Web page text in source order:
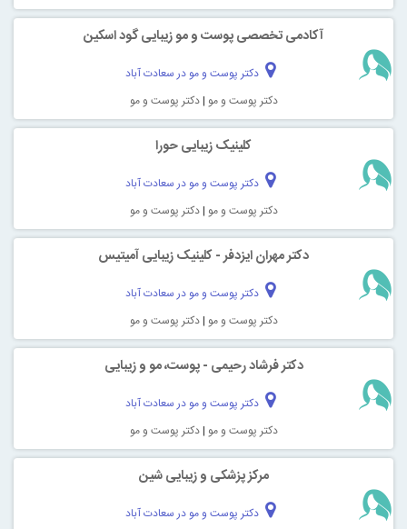
آکادمی تخصصی پوست و مو زیبایی گود اسکین
دکتر پوست و مو در سعادت آباد
دکتر پوست و مو |دکتر پوست و مو
کلینیک زیبایی حورا
دکتر پوست و مو در سعادت آباد
دکتر پوست و مو |دکتر پوست و مو
دکتر مهران ایزدفر - کلینیک زیبایی آمیتیس
دکتر پوست و مو در سعادت آباد
دکتر پوست و مو |دکتر پوست و مو
دکتر فرشاد رحیمی - پوست، مو و زیبایی
دکتر پوست و مو در سعادت آباد
دکتر پوست و مو |دکتر پوست و مو
مرکز پزشکی و زیبایی شین
دکتر پوست و مو در سعادت آباد